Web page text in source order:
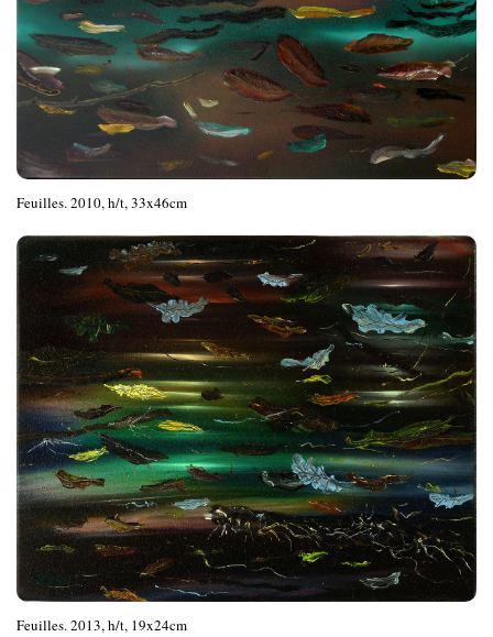
Feuilles. 2010, h/t, 33x46cm
Feuilles. 2013, h/t, 19x24cm